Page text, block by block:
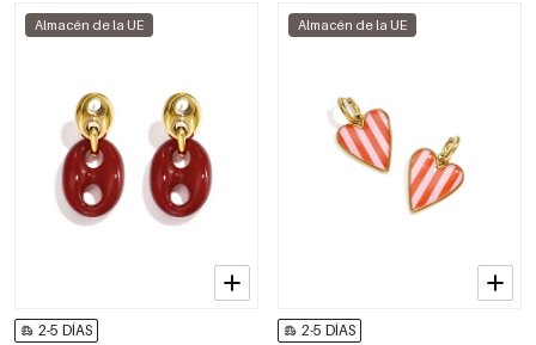
Almacén de la UE
2-5 DÍAS
Almacén de la UE
2-5 DÍAS